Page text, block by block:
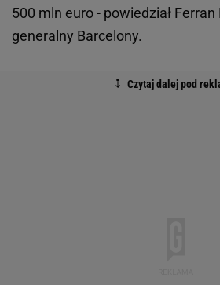
500 mln euro - powiedział
generalny Barcelony.